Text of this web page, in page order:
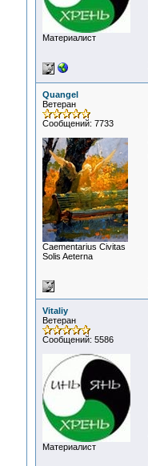
Материалист
Quangel
Ветеран
Сообщений: 7733
Сaementarius Civitas
Solis Aeterna
Vitaliy
Ветеран
Сообщений: 5586
Материалист